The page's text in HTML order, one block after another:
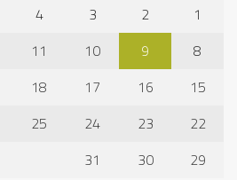
1
2
3
4
8
9
10
11
15
16
17
18
22
23
24
25
29
30
31